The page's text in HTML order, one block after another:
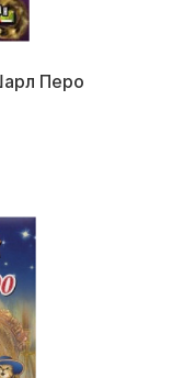
Перо